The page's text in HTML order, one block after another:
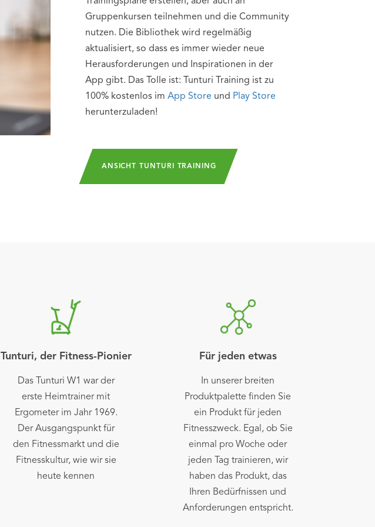
Gruppenkursen teilnehmen und die Community
nutzen. Die Bibliothek wird regelmäßig
aktualisiert, so dass es immer wieder neue
Herausforderungen und Inspirationen in der
App gibt. Das Tolle ist: Tunturi Training ist zu
100% kostenlos im App Store und Play Store
herunterzuladen!
ANSICHT TUNTURI TRAINING
Tunturi, der Fitness-Pionier
Das Tunturi W1 war der
erste Heimtrainer mit
Ergometer im Jahr 1969.
Der Ausgangspunkt für
den Fitnessmarkt und die
Fitnesskultur, wie wir sie
heute kennen
Für jeden etwas
In unserer breiten
Produktpalette finden Sie
ein Produkt für jeden
Fitnesszweck. Egal, ob Sie
einmal pro Woche oder
jeden Tag trainieren, wir
haben das Produkt, das
Ihren Bedürfnissen und
Anforderungen entspricht.